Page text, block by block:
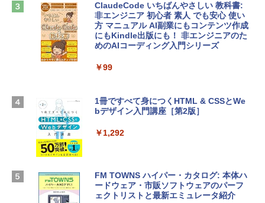
￥2,952
Apple 2026 MacBook Air M5チップ搭載
igence、13.6インチLiquid Retinaディ
ームカメラ、日本語キーボード、Touch I
D - シルバー
￥261,414
ン 15-fd 15.6インチ 16GBメモリ 512GB
SSD インテル Core 5
Robloxギフトカード - 2,000 Robux 【限
定バーチャルアイテムを含む】 【オンラ
インゲームコード】 ロブロックス | オン
ラインコード版
￥3,200
Robloxギフトカード - 1000 Robux 【限
定バーチャルアイテムを含む】 【オンラ
ラインコード版
Windows版 | Minecraft (マインクラフ
ト): Java & Bedrock Edition | オンライ
ClaudeCode いちばんやさしい 教科書:
非エンジニア 初心者 素人 でも安心 使い
方 マニュアル AI副業にもコンテンツ作成
にもKindle出版にも！ 非エンジニアのた
めのAIコーディング入門シリーズ
￥99
1冊ですべて身につくHTML & CSSとWe
bデザイン入門講座［第2版］
￥1,292
FM TOWNS ハイパー・カタログ: 本体ハ
ードウェア・市販ソフトウェアのパーフ
ェクトリストと最新エミュレータ紹介